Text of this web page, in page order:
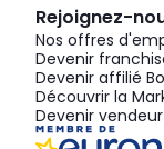
Rejoignez-
Nos offres
Devenir
Devenir affilié
Découvrir la
Devenir